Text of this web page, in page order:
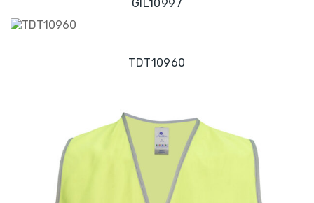
GIL10997
TDT10960